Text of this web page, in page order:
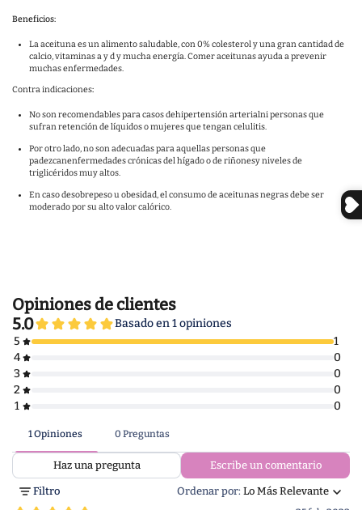
Beneficios:
La aceituna es un alimento saludable, con 0% colesterol y una gran cantidad de
calcio, vitaminas a y d y mucha energía. Comer aceitunas ayuda a prevenir
muchas enfermedades.
Contra indicaciones:
No son recomendables para casos dehipertensión arterialni personas que
sufran retención de líquidos o mujeres que tengan celulitis.
Por otro lado, no son adecuadas para aquellas personas que
padezcanenfermedades crónicas del hígado o de riñonesy niveles de
triglicéridos muy altos.
En caso desobrepeso u obesidad, el consumo de aceitunas negras debe ser
moderado por su alto valor calórico.